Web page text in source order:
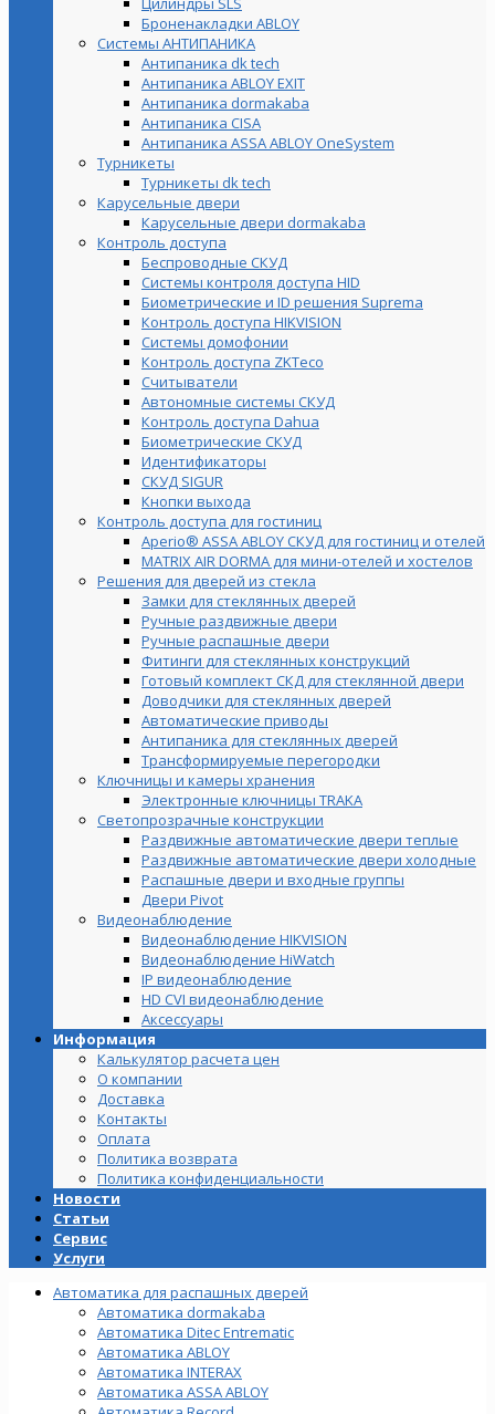
Броненакладки ABLOY
Системы АНТИПАНИКА
Антипаника dk tech
Антипаника ABLOY EXIT
Антипаника dormakaba
Антипаника СISA
Антипаника ASSA ABLOY OneSystem
Турникеты
Турникеты dk tech
Карусельные двери
Карусельные двери dormakaba
Контроль доступа
Беспроводные СКУД
Системы контроля доступа HID
Биометрические и ID решения Suprema
Контроль доступа HIKVISION
Системы домофонии
Контроль доступа ZKTeco
Считыватели
Автономные системы СКУД
Контроль доступа Dahua
Биометрические СКУД
Идентификаторы
СКУД SIGUR
Кнопки выхода
Контроль доступа для гостиниц
Aperio® ASSA ABLOY СКУД для гостиниц и отелей
MATRIX AIR DORMA для мини-отелей и хостелов
Решения для дверей из стекла
Замки для стеклянных дверей
Ручные раздвижные двери
Ручные распашные двери
Фитинги для стеклянных конструкций
Готовый комплект СКД для стеклянной двери
Доводчики для стеклянных дверей
Автоматические приводы
Антипаника для стеклянных дверей
Трансформируемые перегородки
Ключницы и камеры хранения
Электронные ключницы TRAKA
Светопрозрачные конструкции
Раздвижные автоматические двери теплые
Раздвижные автоматические двери холодные
Распашные двери и входные группы
Двери Pivot
Видеонаблюдение
Видеонаблюдение HIKVISION
Видеонаблюдение HiWatch
IP видеонаблюдение
HD CVI видеонаблюдение
Аксессуары
Информация
Калькулятор расчета цен
О компании
Доставка
Контакты
Оплата
Политика возврата
Политика конфиденциальности
Новости
Статьи
Сервис
Услуги
Автоматика для распашных дверей
Автоматика dormakaba
Автоматика Ditec Entrematic
Автоматика ABLOY
Автоматика INTERAX
Автоматика ASSA ABLOY